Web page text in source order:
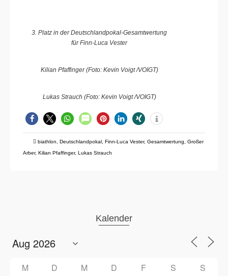
3. Platz in der Deutschlandpokal-Gesamtwertung
für Finn-Luca Vester
Kilian Pfaffinger (Foto: Kevin Voigt /VOIGT)
Lukas Strauch (Foto: Kevin Voigt /VOIGT)
biathlon Deutschlandpokal Finn-Luca Vester, Gesamtwertung
Großer
Arber, Kilian Pfaffinger, Lukas Strauch
Kalender
M D M D F S S